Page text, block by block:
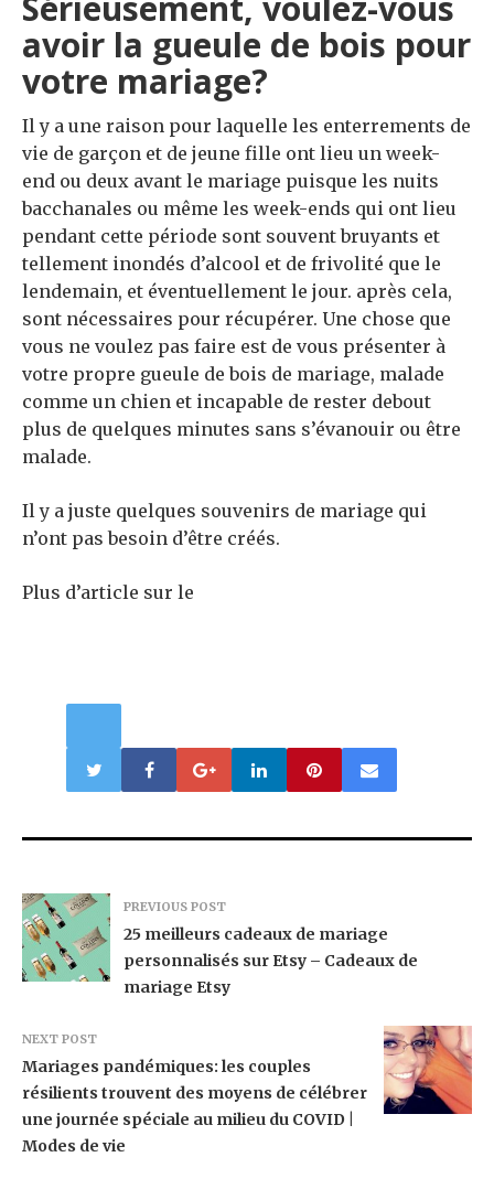
avoir la gueule de bois pour
votre mariage?
Il y a une raison pour laquelle les enterrements de
vie de garçon et de jeune fille ont lieu un week-
end ou deux avant le mariage puisque les nuits
bacchanales ou même les week-ends qui ont lieu
pendant cette période sont souvent bruyants et
tellement inondés d’alcool et de frivolité que le
lendemain, et éventuellement le jour. après cela,
sont nécessaires pour récupérer. Une chose que
vous ne voulez pas faire est de vous présenter à
votre propre gueule de bois de mariage, malade
comme un chien et incapable de rester debout
plus de quelques minutes sans s’évanouir ou être
malade.
Il y a juste quelques souvenirs de mariage qui
n’ont pas besoin d’être créés.
Plus d’article sur le
PREVIOUS POST
25 meilleurs cadeaux de mariage
personnalisés sur Etsy – Cadeaux de
mariage Etsy
NEXT POST
Mariages pandémiques: les couples
résilients trouvent des moyens de célébrer
une journée spéciale au milieu du COVID |
Modes de vie